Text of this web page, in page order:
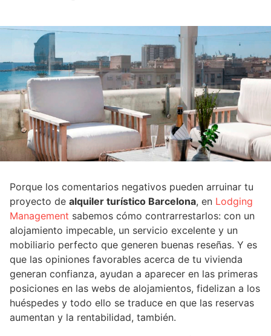
Porque los comentarios negativos pueden arruinar tu
proyecto de alquiler turístico Barcelona, en Lodging
Management sabemos cómo contrarrestarlos: con un
alojamiento impecable, un servicio excelente y un
mobiliario perfecto que generen buenas reseñas. Y es
que las opiniones favorables acerca de tu vivienda
generan confianza, ayudan a aparecer en las primeras
posiciones en las webs de alojamientos, fidelizan a los
huéspedes y todo ello se traduce en que las reservas
aumentan y la rentabilidad, también.